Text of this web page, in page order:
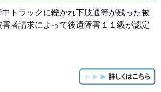
トラックに轢かれ下肢通等が残った被
者請求によって後遺障害１１級が認定